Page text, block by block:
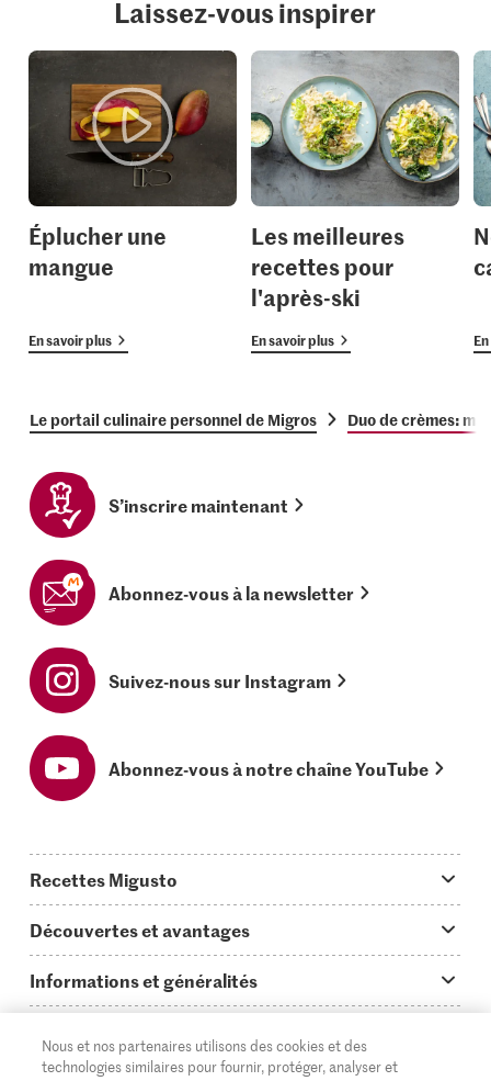
Laissez-vous inspirer
Éplucher une
mangue
En savoir plus
Les meilleures
recettes pour
l'après-ski
En savoir plus
Le portail culinaire personnel de Migros Duo de crèmes:
S’inscrire maintenant
Abonnez-vous à la newsletter
Suivez-nous sur Instagram
Abonnez-vous à notre chaîne YouTube
Recettes Migusto
Idées de menus
Plats principaux
Simple & vite prêt
Découvertes et avantages
On en parle...
Tutoriels
Informations et généralités
Questions concernant Migusto
Cuisiner avec Migusto
Supermarché
Nous et nos partenaires utilisons des cookies et des
technologies similaires pour fournir, protéger, analyser et